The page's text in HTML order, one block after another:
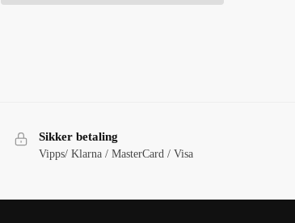
Sikker betaling
Vipps/ Klarna / MasterCard / Visa